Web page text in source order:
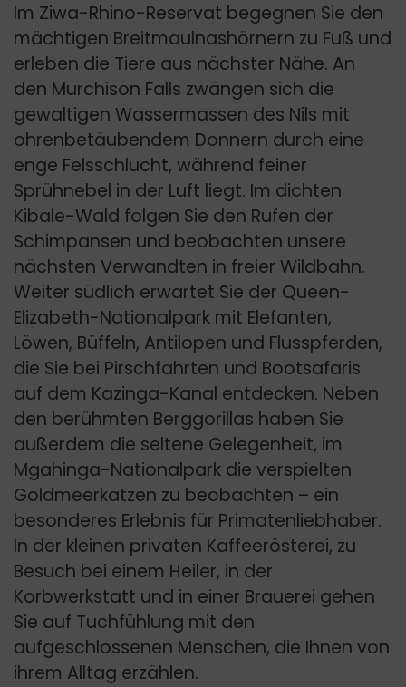
Im Ziwa-Rhino-Reservat begegnen Sie den
mächtigen Breitmaulnashörnern zu Fuß und
erleben die Tiere aus nächster Nähe. An
den Murchison Falls zwängen sich die
gewaltigen Wassermassen des Nils mit
ohrenbetäubendem Donnern durch eine
enge Felsschlucht, während feiner
Sprühnebel in der Luft liegt. Im dichten
Kibale-Wald folgen Sie den Rufen der
Schimpansen und beobachten unsere
nächsten Verwandten in freier Wildbahn.
Weiter südlich erwartet Sie der Queen-
Elizabeth-Nationalpark mit Elefanten,
Löwen, Büffeln, Antilopen und Flusspferden,
die Sie bei Pirschfahrten und Bootsafaris
auf dem Kazinga-Kanal entdecken. Neben
den berühmten Berggorillas haben Sie
außerdem die seltene Gelegenheit, im
Mgahinga-Nationalpark die verspielten
Goldmeerkatzen zu beobachten – ein
besonderes Erlebnis für Primatenliebhaber.
In der kleinen privaten Kaffeerösterei, zu
Besuch bei einem Heiler, in der
Korbwerkstatt und in einer Brauerei gehen
Sie auf Tuchfühlung mit den
aufgeschlossenen Menschen, die Ihnen von
ihrem Alltag erzählen.